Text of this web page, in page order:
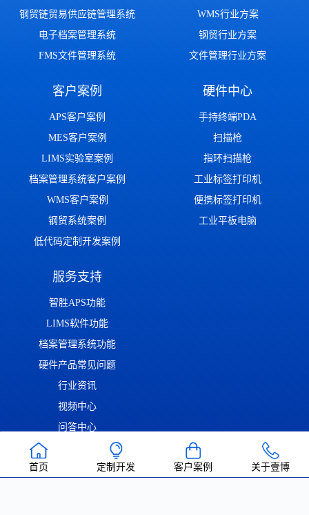
首页 定制开发 客户案例 关于壹博
钢贸链贸易供应链管理系统
电子档案管理系统
FMS文件管理系统
WMS行业方案
钢贸行业方案
文件管理行业方案
客户案例
APS客户案例
MES客户案例
LIMS实验室案例
档案管理系统客户案例
WMS客户案例
钢贸系统案例
低代码定制开发案例
硬件中心
手持终端PDA
扫描枪
指环扫描枪
工业标签打印机
便携标签打印机
工业平板电脑
服务支持
智胜APS功能
LIMS软件功能
档案管理系统功能
硬件产品常见问题
行业资讯
视频中心
问答中心
渝ICP备2022014306号 渝公网安备50011302001126号 | Copyright ©